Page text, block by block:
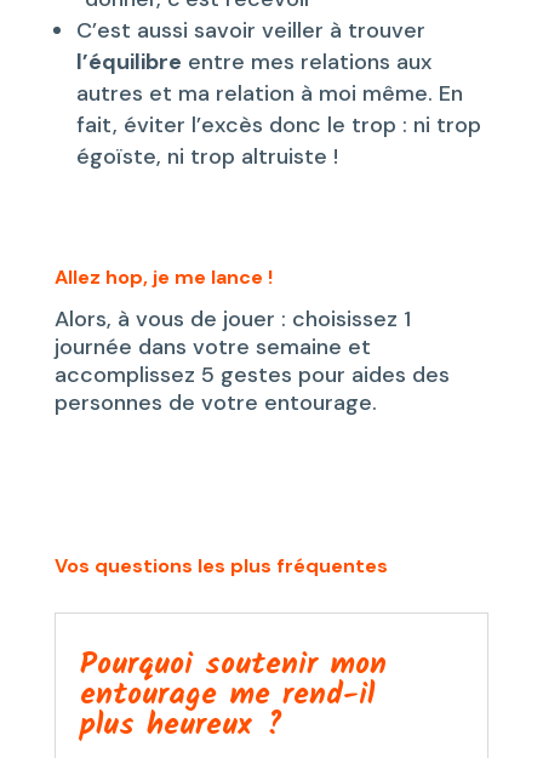
C’est aussi savoir veiller à trouver
l’équilibre entre mes relations aux
autres et ma relation à moi même. En
fait, éviter l’excès donc le trop : ni trop
égoïste, ni trop altruiste !
Allez hop, je me lance !
Alors, à vous de jouer : choisissez 1
journée dans votre semaine et
accomplissez 5 gestes pour aides des
personnes de votre entourage.
Vos questions les plus fréquentes
Pourquoi soutenir mon
entourage me rend-il
plus heureux ?